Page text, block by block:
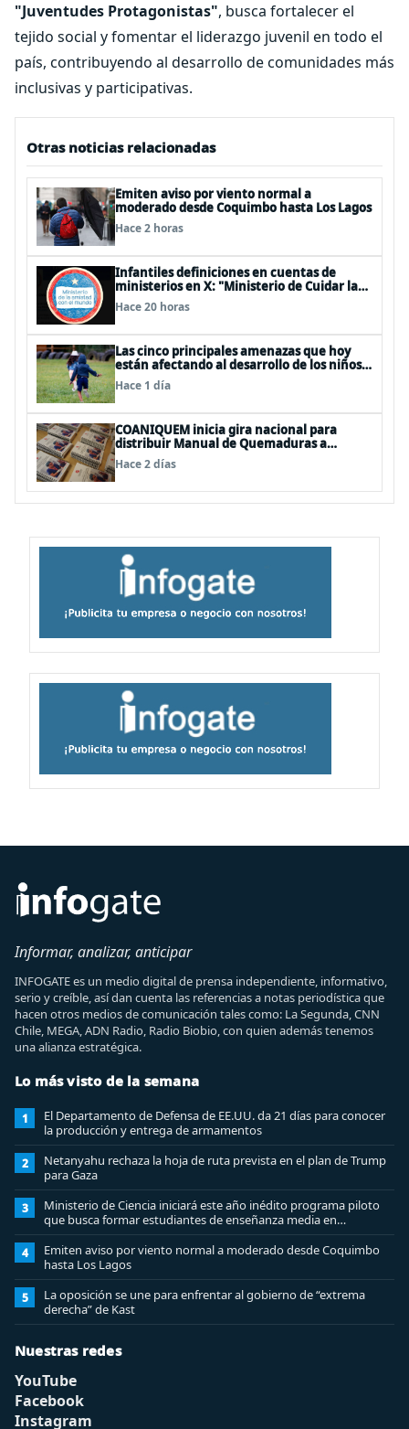
"Juventudes Protagonistas", busca fortalecer el
tejido social y fomentar el liderazgo juvenil en todo el
país, contribuyendo al desarrollo de comunidades más
inclusivas y participativas.
Otras noticias relacionadas
Emiten aviso por viento normal a
moderado desde Coquimbo hasta Los Lagos
Hace 2 horas
Infantiles definiciones en cuentas de
ministerios en X: "Ministerio de Cuidar la
Plata", "Ministerio de la amistad..."
Hace 20 horas
Las cinco principales amenazas que hoy
están afectando al desarrollo de los niños
en Chile
Hace 1 día
COANIQUEM inicia gira nacional para
distribuir Manual de Quemaduras a
profesionales de la salud
Hace 2 días
Informar, analizar, anticipar
INFOGATE es un medio digital de prensa independiente, informativo,
serio y creíble, así dan cuenta las referencias a notas periodística que
hacen otros medios de comunicación tales como: La Segunda, CNN
Chile, MEGA, ADN Radio, Radio Biobio, con quien además tenemos
una alianza estratégica.
Lo más visto de la semana
1
El Departamento de Defensa de EE.UU. da 21 días para conocer
la producción y entrega de armamentos
2
Netanyahu rechaza la hoja de ruta prevista en el plan de Trump
para Gaza
3
Ministerio de Ciencia iniciará este año inédito programa piloto
que busca formar estudiantes de enseñanza media en
ciberseguridad
4
Emiten aviso por viento normal a moderado desde Coquimbo
hasta Los Lagos
5
La oposición se une para enfrentar al gobierno de “extrema
derecha” de Kast
Nuestras redes
YouTube
Facebook
Instagram